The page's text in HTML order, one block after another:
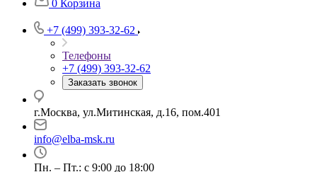
0 Корзина
+7 (499) 393-32-62
Телефоны
+7 (499) 393-32-62
Заказать звонок
г.Москва, ул.Митинская, д.16, пом.401
info@elba-msk.ru
Пн. – Пт.: с 9:00 до 18:00